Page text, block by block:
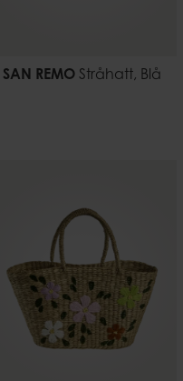
SAN REMOStråhatt, Blå